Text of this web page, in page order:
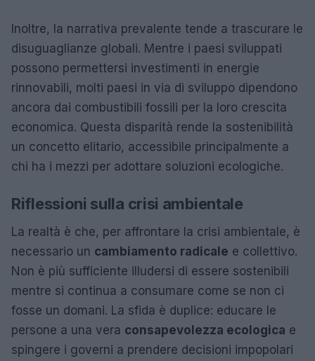
Inoltre, la narrativa prevalente tende a trascurare le
disuguaglianze globali. Mentre i paesi sviluppati
possono permettersi investimenti in energie
rinnovabili, molti paesi in via di sviluppo dipendono
ancora dai combustibili fossili per la loro crescita
economica. Questa disparità rende la sostenibilità
un concetto elitario, accessibile principalmente a
chi ha i mezzi per adottare soluzioni ecologiche.
Riflessioni sulla crisi ambientale
La realtà è che, per affrontare la crisi ambientale, è
necessario un cambiamento radicale e collettivo.
Non è più sufficiente illudersi di essere sostenibili
mentre si continua a consumare come se non ci
fosse un domani. La sfida è duplice: educare le
persone a una vera consapevolezza ecologica e
spingere i governi a prendere decisioni impopolari